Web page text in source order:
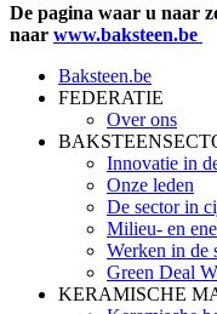
De pagina waar u naar
naar www.baksteen.be
Baksteen.be
FEDERATIE
Over ons
Innovatie in
Onze leden
De sector in
Milieu- en
Werken in de
Green Deal
KERAMISCHE